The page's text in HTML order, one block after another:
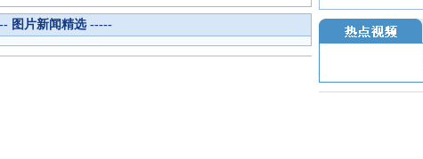
图片新闻精选 -----